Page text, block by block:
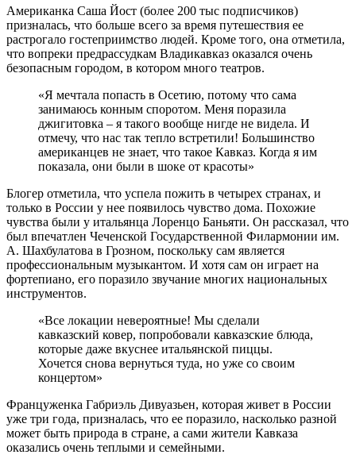
Американка Саша Йост (более 200 тыс подписчиков)
призналась, что больше всего за время путешествия ее
растрогало гостеприимство людей. Кроме того, она отметила,
что вопреки предрассудкам Владикавказ оказался очень
безопасным городом, в котором много театров.
«Я мечтала попасть в Осетию, потому что сама
занимаюсь конным споротом. Меня поразила
джигитовка – я такого вообще нигде не видела. И
отмечу, что нас так тепло встретили! Большинство
американцев не знает, что такое Кавказ. Когда я им
показала, они были в шоке от красоты»
Блогер отметила, что успела пожить в четырех странах, и
только в России у нее появилось чувство дома. Похожие
чувства были у итальянца Лоренцо Баньяти. Он рассказал, что
был впечатлен Чеченской Государственной Филармонии им.
А. Шахбулатова в Грозном, поскольку сам является
профессиональным музыкантом. И хотя сам он играет на
фортепиано, его поразило звучание многих национальных
инструментов.
«Все локации невероятные! Мы сделали
кавказский ковер, попробовали кавказские блюда,
которые даже вкуснее итальянской пиццы.
Хочется снова вернуться туда, но уже со своим
концертом»
Француженка Габриэль Дивуазьен, которая живет в России
уже три года, призналась, что ее поразило, насколько разной
может быть природа в стране, а сами жители Кавказа
оказались очень теплыми и семейными.